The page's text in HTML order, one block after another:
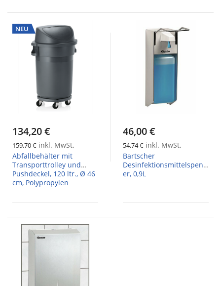
NEU
134,20 €
159,70 € inkl. MwSt.
Abfallbehälter mit
Transporttrolley und
Pushdeckel, 120 ltr., Ø 46
cm, Polypropylen
46,00 €
54,74 € inkl. MwSt.
Bartscher
Desinfektionsmittelspend
er, 0,9L